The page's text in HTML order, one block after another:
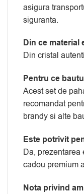
asigura
siguranta.
Din ce material
Din cristal
Pentru ce
Acest set de
recomandat
brandy si alte
Este potrivit
Da, prezentarea
cadou premium
Nota privind